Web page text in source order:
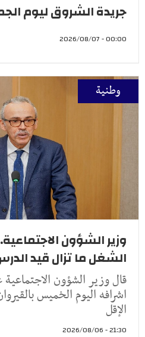
جريدة الشروق ليوم الجمعة 7
00:00 - 2026/08/07
وطنية
وزير الشؤون
الشغل ما تزال قيد
قال وزير الشؤون
اشرافه اليوم الخميس
الإقل
21:30 - 2026/08/06